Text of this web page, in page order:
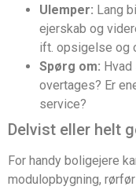
Ulemper: Lang
ejerskab og
ift. opsigelse og
Spørg om:
overtages? Er
service?
Delvist eller helt
For handy boligejere
modulopbygning,